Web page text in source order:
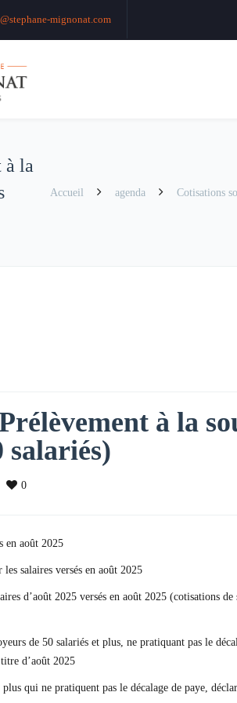
mignonat.com
à la
Accueil agenda Cotisations
à la
salariés)
0
en août 2025
salaires versés en août 2025
d’août 2025 versés en août 2025 (cotisations
de 50 salariés et plus, ne pratiquant pas le
d’août 2025
qui ne pratiquent pas le décalage de paye,